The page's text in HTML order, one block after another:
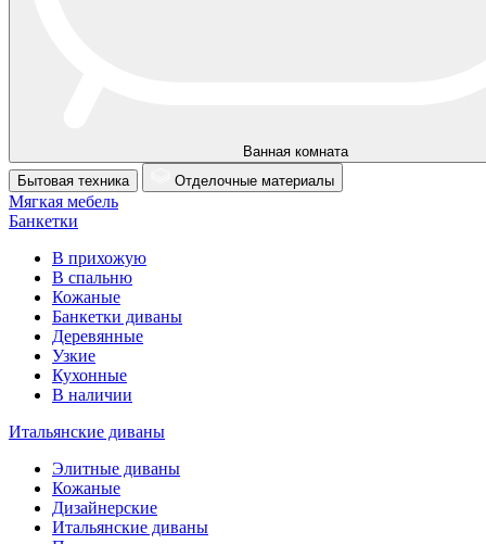
Ванная комната
Бытовая техника
Отделочные материалы
Мягкая мебель
Банкетки
В прихожую
В спальню
Кожаные
Банкетки диваны
Деревянные
Узкие
Кухонные
В наличии
Итальянские диваны
Элитные диваны
Кожаные
Дизайнерские
Итальянские диваны